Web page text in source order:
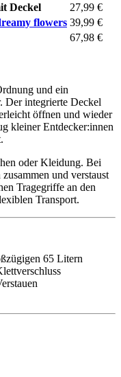
Deckel
27,99 €
flowers 39,99 €
67,98 €
und ein
Der integrierte Deckel
öffnen und wieder
kleiner Entdecker:innen
oder Kleidung. Bei
und verstaust
Tragegriffe an den
Transport.
65 Litern